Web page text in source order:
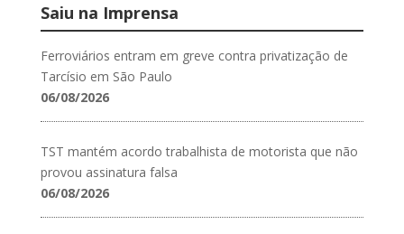
Saiu na Imprensa
Ferroviários entram em greve contra privatização de
Tarcísio em São Paulo
06/08/2026
TST mantém acordo trabalhista de motorista que não
provou assinatura falsa
06/08/2026